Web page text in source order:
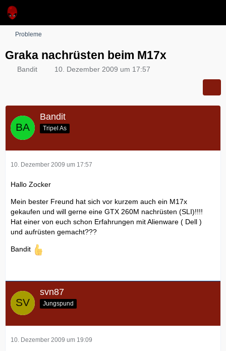
Probleme
Graka nachrüsten beim M17x
Bandit 10. Dezember 2009 um 17:57
Bandit
Tripel As
10. Dezember 2009 um 17:57
Hallo Zocker
Mein bester Freund hat sich vor kurzem auch ein M17x
gekaufen und will gerne eine GTX 260M nachrüsten (SLI)!!!!
Hat einer von euch schon Erfahrungen mit Alienware ( Dell )
und aufrüsten gemacht???
Bandit
svn87
Jungspund
10. Dezember 2009 um 19:09